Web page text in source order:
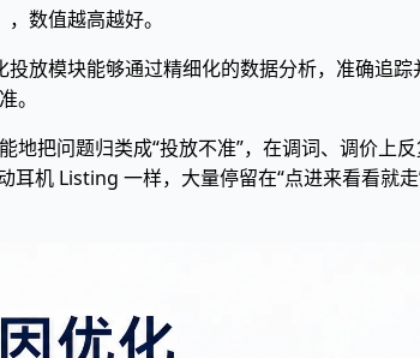
数值越高越好。
投放模块能够通过精细化的数据分析，准确追
。
把问题归类成“投放不准”，在调词、调价上
机 Listing 一样，大量停留在“点进来看看就